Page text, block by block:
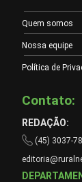
Quem somos
Nossa equipe
Política de
Contato:
REDAÇÃO:
(45) 3037-